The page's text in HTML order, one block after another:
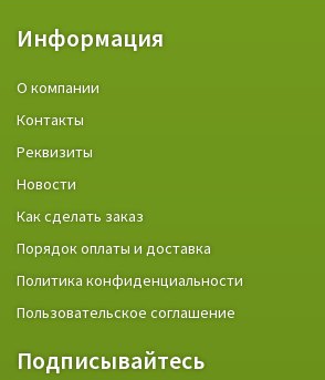
Информация
О компании
Контакты
Реквизиты
Новости
Как сделать заказ
Порядок оплаты и доставка
Политика конфиденциальности
Пользовательское соглашение
Подписывайтесь